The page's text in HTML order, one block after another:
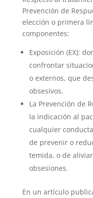
Prevención de
elección o primera
componentes:
Exposición (EX):
confrontar
o externos, que
obsesivos.
La Prevención de
la indicación al
cualquier
de prevenir o
temida, o de
obsesiones.
En un artículo